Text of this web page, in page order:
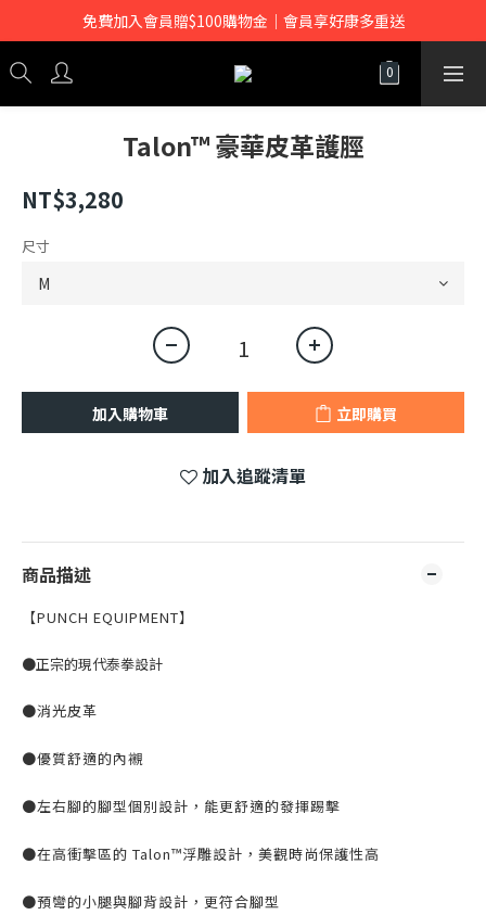
免費加入會員贈$100購物金｜會員享好康多重送
Talon™ 豪華皮革護脛
NT$3,280
尺寸
加入購物車 立即購買
加入追蹤清單
商品描述
【PUNCH EQUIPMENT】
●正宗的現代泰拳設計
●消光皮革
●優質舒適的內襯
●左右腳的腳型個別設計，能更舒適的發揮踢擊
●在高衝擊區的 Talon™浮雕設計，美觀時尚保護性高
●預彎的小腿與腳背設計，更符合腳型